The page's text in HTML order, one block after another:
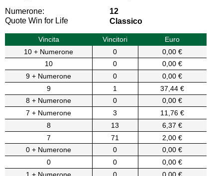
Numerone:
12
Quote Win for Life
Classico
Vincita Vincitori
Euro
10 + Numerone
0
0,00 €
10
0
0,00 €
9 + Numerone
0
0,00 €
9
1
37,44 €
8 + Numerone
0
0,00 €
7 + Numerone
3
11,76 €
8
13
6,37 €
7
71
2,00 €
0 + Numerone
0
0,00 €
0
0
0,00 €
1 + Numerone
0
0,00 €